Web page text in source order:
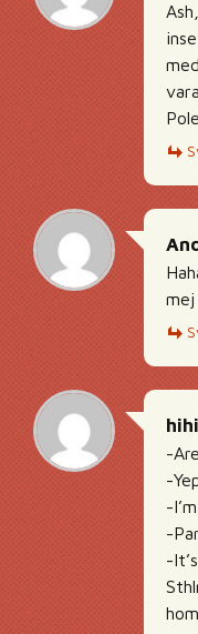
hihi
-
-
-
-
-